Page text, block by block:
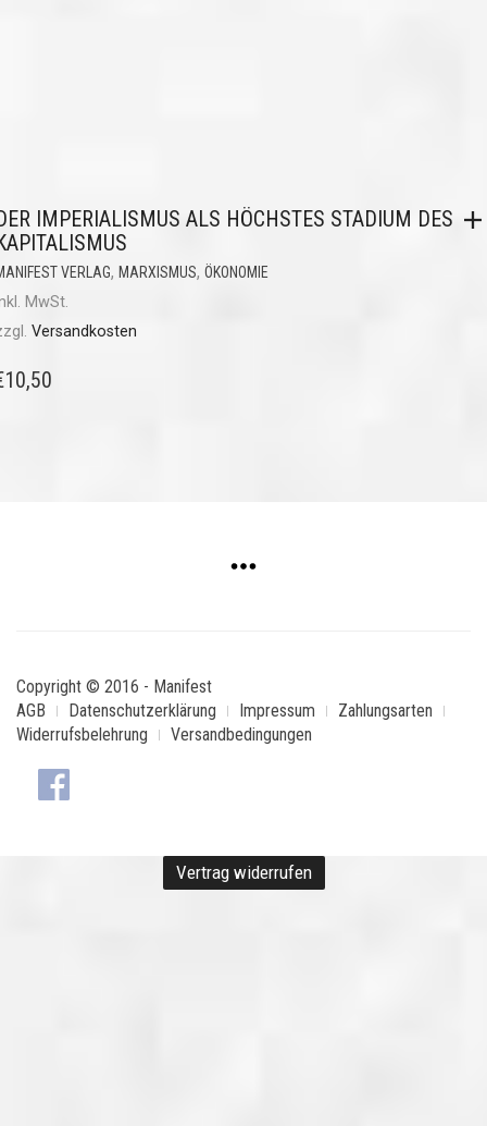
IMPERIALISMUS ALS HÖCHSTES STADIUM DES
VERLAG, MARXISMUS, ÖKONOMIE
MwSt.
Versandkosten
10,50
Copyright © 2016 - Manifest
AGB
Datenschutzerklärung Impressum
Zahlungsarten
Widerrufsbelehrung
Versandbedingungen
Vertrag widerrufen